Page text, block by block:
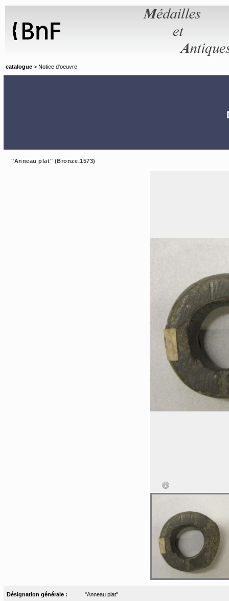
catalogue > Notice d'oeuvre
"Anneau plat" (Bronze.1573)
Désignation générale : "Anneau plat"